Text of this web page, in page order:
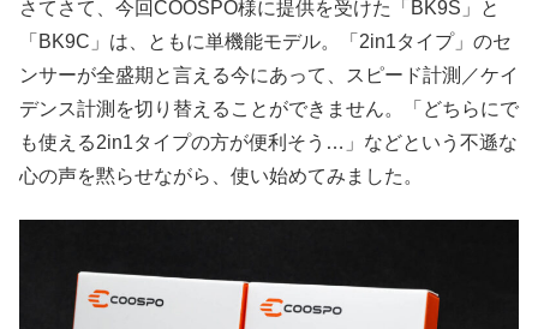
さてさて、今回COOSPO様に提供を受けた「BK9S」と
「BK9C」は、ともに単機能モデル。「2in1タイプ」のセ
ンサーが全盛期と言える今にあって、スピード計測／ケイ
デンス計測を切り替えることができません。「どちらにで
も使える2in1タイプの方が便利そう…」などという不遜な
心の声を黙らせながら、使い始めてみました。